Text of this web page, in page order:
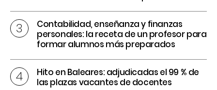
Contabilidad, enseñanza y finanzas
personales: la receta de un profesor para
formar alumnos más preparados
Hito en Baleares: adjudicadas el 99 % de
las plazas vacantes de docentes